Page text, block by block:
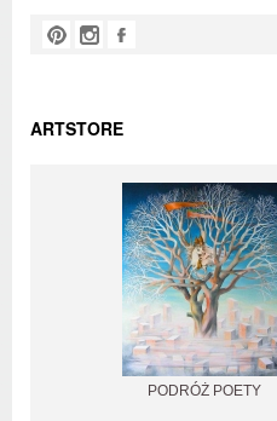
ARTSTORE
PODRÓŻ POETY